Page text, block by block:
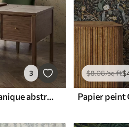
3
Papier peint Motif botanique abstrait avec des cercles
$8.08/sq ft$